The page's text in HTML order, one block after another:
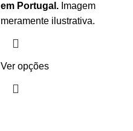
em Portugal. Imagem
meramente ilustrativa.
Ver opções